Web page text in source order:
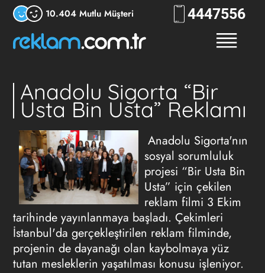
10.404 Mutlu Müşteri 444RKLM
Anadolu Sigorta “Bir
Usta Bin Usta” Reklamı
Anadolu Sigorta'nın
sosyal sorumluluk
projesi “Bir Usta Bin
Usta” için çekilen
reklam filmi 3 Ekim
tarihinde yayınlanmaya başladı. Çekimleri
İstanbul'da gerçekleştirilen reklam filminde,
projenin de dayanağı olan kaybolmaya yüz
tutan mesleklerin yaşatılması konusu işleniyor.